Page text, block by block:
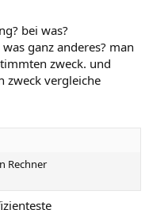
bei was?
ganz anderes? man
zweck. und
zweck vergleiche
Rechner